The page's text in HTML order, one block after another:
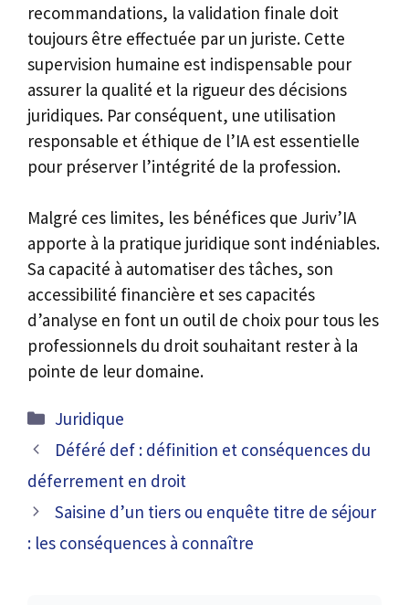
recommandations, la validation finale doit
toujours être effectuée par un juriste. Cette
supervision humaine est indispensable pour
assurer la qualité et la rigueur des décisions
juridiques. Par conséquent, une utilisation
responsable et éthique de l’IA est essentielle
pour préserver l’intégrité de la profession.
Malgré ces limites, les bénéfices que Juriv’IA
apporte à la pratique juridique sont indéniables.
Sa capacité à automatiser des tâches, son
accessibilité financière et ses capacités
d’analyse en font un outil de choix pour tous les
professionnels du droit souhaitant rester à la
pointe de leur domaine.
Catégories
Juridique
Déféré def : définition et conséquences du
déferrement en droit
Saisine d’un tiers ou enquête titre de séjour
: les conséquences à connaître